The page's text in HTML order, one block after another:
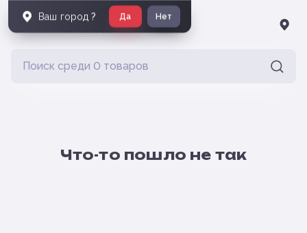
Что-то пошло не так
Ваш город ? Да Нет